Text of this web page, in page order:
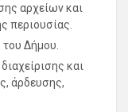
αρχείων και
περιουσίας.
Δήμου.
και
άρδευσης,